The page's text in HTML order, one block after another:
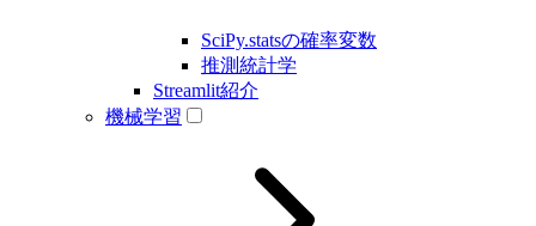
SciPy.statsの確率変数
推測統計学
Streamlit紹介
機械学習